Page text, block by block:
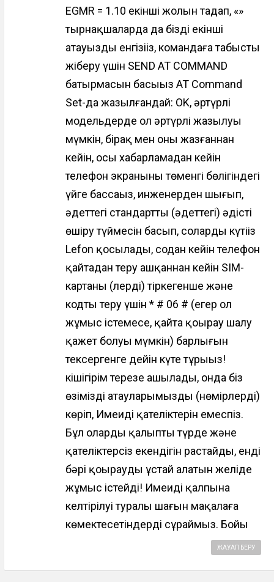
EGMR = 1.10 екінші жолын таңдап, «»
тырнақшаларда да біздің екінші
атауызды енгізіңіз, командаға табысты
жіберу үшін SEND AT COMMAND
батырмасын басыңыз AT Command
Set-да жазылғандай: OK, әртүрлі
модельдерде ол әртүрлі жазылуы
мүмкін, бірақ мен оны жазғаннан
кейін, осы хабарламадан кейін
телефон экранының төменгі бөлігіндегі
үйге бассаңыз, инженерден шығып,
әдеттегі стандартты (әдеттегі) әдісті
өшіру түймесін басып, соларды күтіңіз
Lefon қосылады, содан кейін телефон
қайтадан теру ашқаннан кейін SIM-
картаны (лерді) тіркегенше және
кодты теру үшін * # 06 # (егер ол
жұмыс істемесе, қайта қоңырау шалу
қажет болуы мүмкін) барлығын
тексергенге дейін күте тұрыңыз!
кішігірім терезе ашылады, онда біз
өзіміздің атауларымызды (нөмірлерді)
көріп, Имеидің қателіктерін емеспіз.
Бұл олардың қалыпты түрде және
қателіктерсіз екендігін растайды, енді
бәрі қоңырауды ұстай алатын желіде
жұмыс істейді! Имеидің қалпына
келтірілуі туралы шағын мақалаға
көмектесетіндерді сұраймыз. Бойы
ЖАУАП БЕРУ